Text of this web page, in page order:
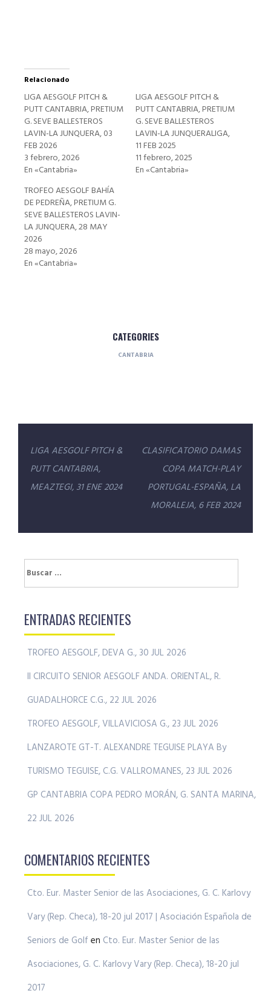
Relacionado
LIGA AESGOLF PITCH &
PUTT CANTABRIA, PRETIUM
G. SEVE BALLESTEROS
LAVIN-LA JUNQUERA, 03
FEB 2026
3 febrero, 2026
En «Cantabria»
LIGA AESGOLF PITCH &
PUTT CANTABRIA, PRETIUM
G. SEVE BALLESTEROS
LAVIN-LA JUNQUERALIGA,
11 FEB 2025
11 febrero, 2025
En «Cantabria»
TROFEO AESGOLF BAHÍA
DE PEDREÑA, PRETIUM G.
SEVE BALLESTEROS LAVIN-
LA JUNQUERA, 28 MAY
2026
28 mayo, 2026
En «Cantabria»
CATEGORIES
CANTABRIA
Navegación
de
entradas
LIGA AESGOLF PITCH &
PUTT CANTABRIA,
MEAZTEGI, 31 ENE 2024
CLASIFICATORIO DAMAS
COPA MATCH-PLAY
PORTUGAL-ESPAÑA, LA
MORALEJA, 6 FEB 2024
Buscar:
ENTRADAS RECIENTES
TROFEO AESGOLF, DEVA G., 30 JUL 2026
II CIRCUITO SENIOR AESGOLF ANDA. ORIENTAL, R.
GUADALHORCE C.G., 22 JUL 2026
TROFEO AESGOLF, VILLAVICIOSA G., 23 JUL 2026
LANZAROTE GT-T. ALEXANDRE TEGUISE PLAYA By
TURISMO TEGUISE, C.G. VALLROMANES, 23 JUL 2026
GP CANTABRIA COPA PEDRO MORÁN, G. SANTA MARINA,
22 JUL 2026
COMENTARIOS RECIENTES
Cto. Eur. Master Senior de las Asociaciones, G. C. Karlovy
Vary (Rep. Checa), 18-20 jul 2017 | Asociación Española de
Seniors de Golf en Cto. Eur. Master Senior de las
Asociaciones, G. C. Karlovy Vary (Rep. Checa), 18-20 jul
2017